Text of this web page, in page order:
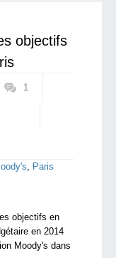
objectifs
1
, Paris
objectifs en
en 2014
Moody's dans